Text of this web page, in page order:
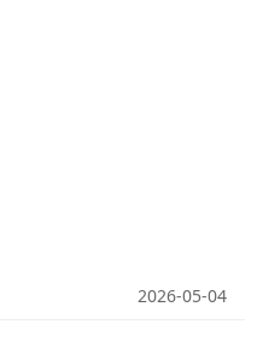
2026-05-04